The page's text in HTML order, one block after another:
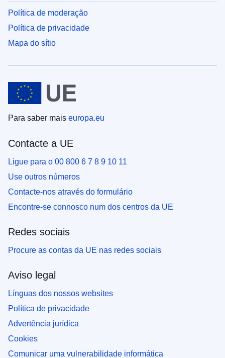
Política de moderação
Política de privacidade
Mapa do sítio
Para saber mais europa.eu
Contacte a UE
Ligue para o 00 800 6 7 8 9 10 11
Use outros números
Contacte-nos através do formulário
Encontre-se connosco num dos centros da UE
Redes sociais
Procure as contas da UE nas redes sociais
Aviso legal
Línguas dos nossos websites
Política de privacidade
Advertência jurídica
Cookies
Comunicar uma vulnerabilidade informática